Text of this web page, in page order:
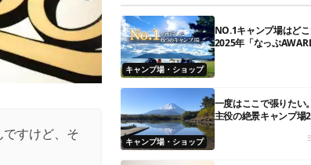
すけど、そ
キャンプ場・ショップ
NO.1キャンプ場はど
2025年「なっぷ
を獲得した人気6施設
キャンプ場・ショップ
一度はここで張りたい
主役の絶景キャンプ場
や初心者向けまで】